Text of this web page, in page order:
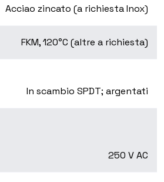
Acciao zincato (a richiesta Inox)
FKM, 120°C (altre a richiesta)
In scambio SPDT; argentati
250 V AC